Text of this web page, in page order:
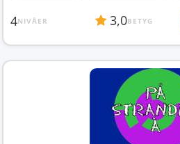
4NIVÅER 3,0BETYG